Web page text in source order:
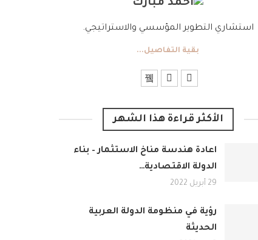
استشاري التطوير المؤسسي والاستراتيجي.
بقية التفاصيل...
الأكثر قراءة هذا الشهر
اعادة هندسة مناخ الاستثمار – بناء
الدولة الاقتصادية…
29 أبريل 2022
رؤية في منظومة الدولة العربية
الحديثة